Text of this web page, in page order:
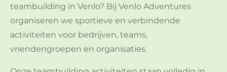
teambuilding in Venlo? Bij Venlo Adventures
organiseren we sportieve en verbindende
activiteiten voor bedrijven, teams,
vriendengroepen en organisaties.